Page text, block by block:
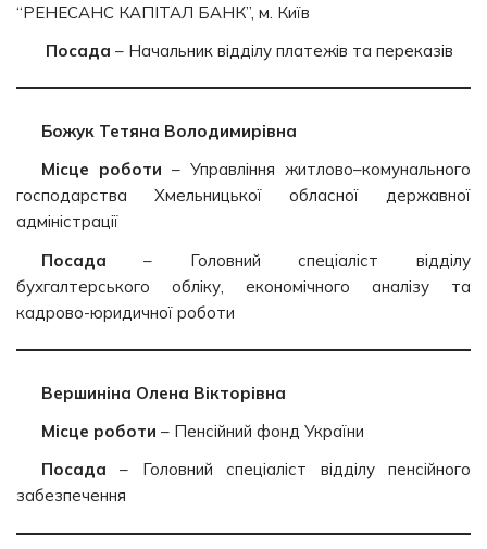
“РЕНЕСАНС КАПІТАЛ БАНК”, м. Київ
Посада – Начальник відділу платежів та переказів
Божук Тетяна Володимирівна
Місце роботи – Управління житлово–комунального
господарства Хмельницької обласної державної
адміністрації
Посада – Головний спеціаліст відділу
бухгалтерського обліку, економічного аналізу та
кадрово-юридичної роботи
Вершиніна Олена Вікторівна
Місце роботи – Пенсійний фонд України
Посада – Головний спеціаліст відділу пенсійного
забезпечення